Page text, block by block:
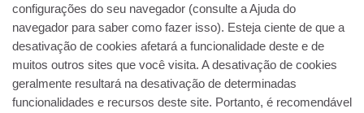
configurações do seu navegador (consulte a Ajuda do
navegador para saber como fazer isso). Esteja ciente de que a
desativação de cookies afetará a funcionalidade deste e de
muitos outros sites que você visita. A desativação de cookies
geralmente resultará na desativação de determinadas
funcionalidades e recursos deste site. Portanto, é recomendável